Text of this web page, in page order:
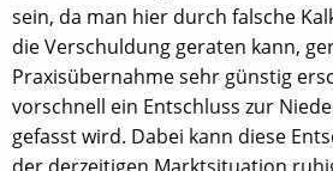
sein, da man hier durch falsche
die Verschuldung geraten kann,
Praxisübernahme sehr günstig
vorschnell ein Entschluss zur
gefasst wird. Dabei kann diese